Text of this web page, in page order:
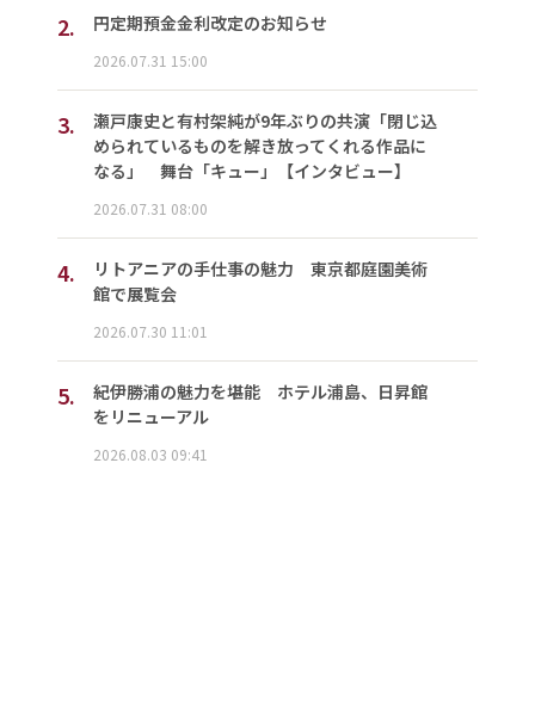
2. 円定期預金金利改定のお知らせ
2026.07.31 15:00
3.
瀬戸康史と有村架純が9年ぶりの共演「閉じ込
められているものを解き放ってくれる作品に
なる」 舞台「キュー」【インタビュー】
2026.07.31 08:00
4.
リトアニアの手仕事の魅力 東京都庭園美術
館で展覧会
2026.07.30 11:01
5.
紀伊勝浦の魅力を堪能 ホテル浦島、日昇館
をリニューアル
2026.08.03 09:41